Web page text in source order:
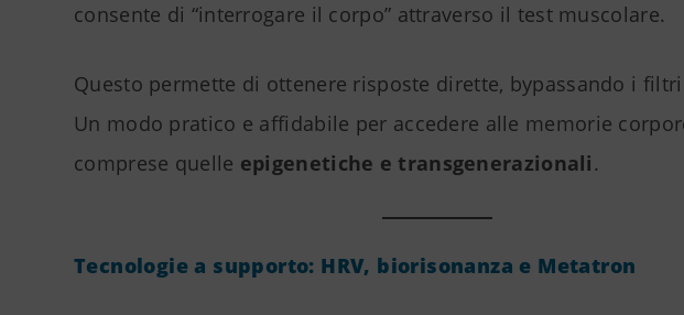
consente di “interrogare il corpo” attraverso il test muscolare.
Questo permette di ottenere risposte dirette, bypassando i
Un modo pratico e affidabile per accedere alle memorie
comprese quelle epigenetiche e transgenerazionali.
Tecnologie a supporto: HRV, biorisonanza e Metatron